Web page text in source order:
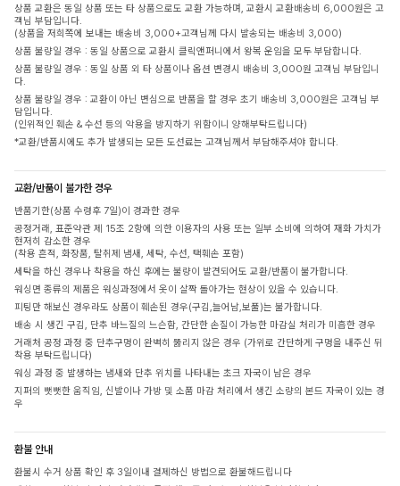
상품 교환은 동일 상품 또는 타 상품으로도 교환 가능하며, 교환시 교환배송비 6,000원은 고
객님 부담입니다.
(상품을 저희쪽에 보내는 배송비 3,000+고객님께 다시 발송되는 배송비 3,000)
상품 불량일 경우 : 동일 상품으로 교환시 클릭앤퍼니에서 왕복 운임을 모두 부담합니다.
상품 불량일 경우 : 동일 상품 외 타 상품이나 옵션 변경시 배송비 3,000원 고객님 부담입니
다.
상품 불량일 경우 : 교환이 아닌 변심으로 반품을 할 경우 초기 배송비 3,000원은 고객님 부
담입니다.
(인위적인 훼손 & 수선 등의 악용을 방지하기 위함이니 양해부탁드립니다)
*교환/반품시에도 추가 발생되는 모든 도선료는 고객님께서 부담해주셔야 합니다.
교환/반품이 불가한 경우
반품기한(상품 수령후 7일)이 경과한 경우
공정거래, 표준약관 제 15조 2항에 의한 이용자의 사용 또는 일부 소비에 의하여 재화 가치가
현저히 감소한 경우
(착용 흔적, 화장품, 탈취제 냄새, 세탁, 수선, 택훼손 포함)
세탁을 하신 경우나 착용을 하신 후에는 불량이 발견되어도 교환/반품이 불가합니다.
워싱면 종류의 제품은 워싱과정에서 옷이 살짝 돌아가는 현상이 있을 수 있습니다.
피팅만 해보신 경우라도 상품이 훼손된 경우(구김,늘어남,보풀)는 불가합니다.
배송 시 생긴 구김, 단추 바느질의 느슨함, 간단한 손질이 가능한 마감실 처리가 미흡한 경우
거래처 공정 과정 중 단추구멍이 완벽히 뚫리지 않은 경우 (가위로 간단하게 구멍을 내주신 뒤
착용 부탁드립니다)
워싱 과정 중 발생하는 냄새와 단추 위치를 나타내는 초크 자국이 남은 경우
지퍼의 뻣뻣한 움직임, 신발이나 가방 및 소품 마감 처리에서 생긴 소량의 본드 자국이 있는 경
우
환불 안내
환불시 수거 상품 확인 후 3일이내 결제하신 방법으로 환불해드립니다